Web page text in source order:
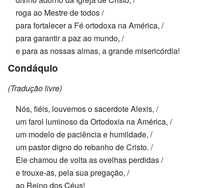
roga ao Mestre de todos /
para fortalecer a Fé ortodoxa na América, /
para garantir a paz ao mundo, /
e para as nossas almas, a grande misericórdia!
Condáquio
(Tradução livre)
Nós, fiéis, louvemos o sacerdote Alexis, /
um farol luminoso da Ortodoxia na América, /
um modelo de paciência e humildade, /
um pastor digno do rebanho de Cristo. /
Ele chamou de volta as ovelhas perdidas /
e trouxe-as, pela sua pregação, /
ao Reino dos Céus!